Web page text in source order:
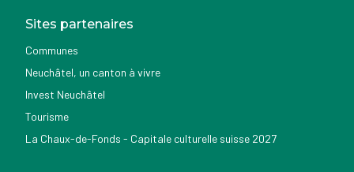
Sites partenaires
Communes
Neuchâtel, un canton à vivre
Invest Neuchâtel
Tourisme
La Chaux-de-Fonds - Capitale culturelle suisse 2027